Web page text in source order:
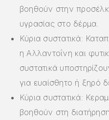
βοηθούν στην
υγρασίας στο δέρμα.
Κύρια συστατικά:
η Αλλαντοΐνη και
συστατικά
για ευαίσθητο ή ξηρό
Κύρια συστατικά:
βοηθούν στη